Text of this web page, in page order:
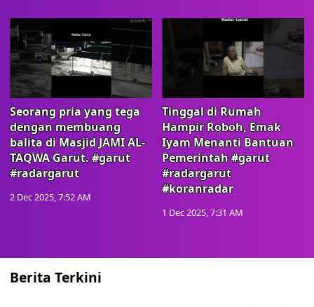
Seorang pria yang tega
dengan membuang
balita di Masjid JAMI AL-
TAQWA Garut. #garut
#radargarut
2 Dec 2025, 7:52 AM
Tinggal di Rumah
Hampir Roboh, Emak
Iyam Menanti Bantuan
Pemerintah #garut
#radargarut
#koranradar
1 Dec 2025, 7:31 AM
Berita Terkini